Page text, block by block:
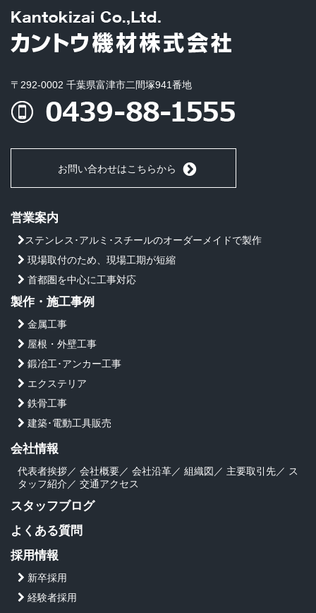
〒292-0002 千葉県富津市二間塚941番地
お問い合わせはこちらから
営業案内
ステンレス･アルミ･スチールのオーダーメイドで製作
現場取付のため、現場工期が短縮
首都圏を中心に工事対応
製作・施工事例
金属工事
屋根・外壁工事
鍛冶工･アンカー工事
エクステリア
鉄骨工事
建築･電動工具販売
会社情報
代表者挨拶／ 会社概要／ 会社沿革／ 組織図 ／ 主要取引先／ ス
タッフ紹介 ／ 交通アクセス
スタッフブログ
よくある質問
採用情報
新卒採用
経験者採用